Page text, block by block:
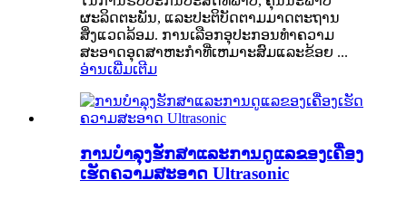
ຜະລິດຕະພັນ, ແລະປະຕິບັດຕາມມາດຕະຖານ
ສິ່ງແວດລ້ອມ. ການເລືອກອຸປະກອນທໍາຄວາມ
ສະອາດອຸດສາຫະກໍາທີ່ເຫມາະສົມແລະຂ້ອຍ ...
ອ່ານເພີ່ມເຕີມ
ການບໍາລຸງຮັກສາແລະການດູແລຂອງເຄື່ອງ
ເຮັດຄວາມສະອາດ Ultrasonic